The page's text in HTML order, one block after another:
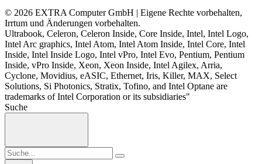
© 2026 EXTRA Computer GmbH | Eigene Rechte vorbehalten,
Irrtum und Änderungen vorbehalten.
Ultrabook, Celeron, Celeron Inside, Core Inside, Intel, Intel Logo,
Intel Arc graphics, Intel Atom, Intel Atom Inside, Intel Core, Intel
Inside, Intel Inside Logo, Intel vPro, Intel Evo, Pentium, Pentium
Inside, vPro Inside, Xeon, Xeon Inside, Intel Agilex, Arria,
Cyclone, Movidius, eASIC, Ethernet, Iris, Killer, MAX, Select
Solutions, Si Photonics, Stratix, Tofino, and Intel Optane are
trademarks of Intel Corporation or its subsidiaries"
Suche